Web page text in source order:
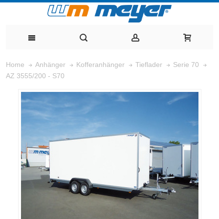
Home Anhänger Kofferanhänger Tieflader
Serie 70
AZ 3555/200 - S70